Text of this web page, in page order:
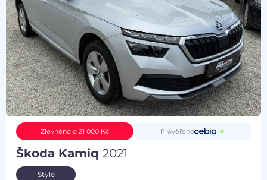
Zlevněno o 21 000 Kč Prověřeno
Škoda Kamiq2021
Style